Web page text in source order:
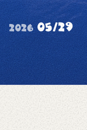
2026 05/29